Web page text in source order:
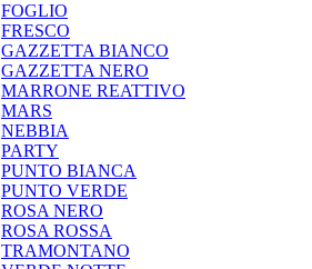
FOGLIO
FRESCO
GAZZETTA BIANCO
GAZZETTA NERO
MARRONE REATTIVO
MARS
NEBBIA
PARTY
PUNTO BIANCA
PUNTO VERDE
ROSA NERO
ROSA ROSSA
TRAMONTANO